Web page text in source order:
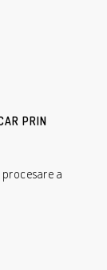
PRIN
a